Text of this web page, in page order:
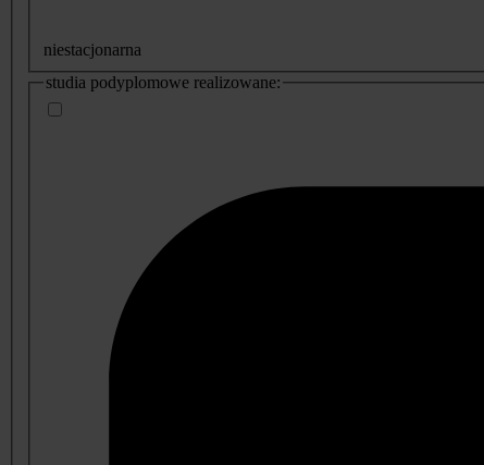
niestacjonarna
studia podyplomowe realizowane: